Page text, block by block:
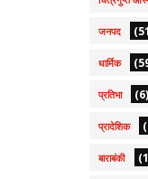
जनपद
धार्मिक
प्रतिभा (6)
प्रादेशिक
बाराबंकी